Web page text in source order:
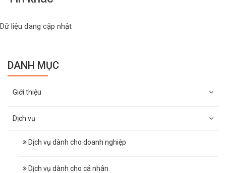
Dữ liệu đang cập nhật
DANH MỤC
Giới thiệu
Dịch vụ
Dịch vụ dành cho doanh nghiệp
Dịch vụ dành cho cá nhân